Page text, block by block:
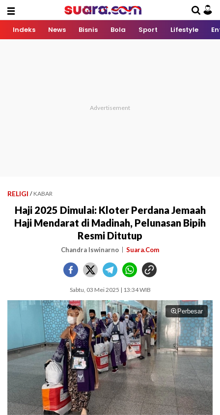
Indeks News Bisnis Bola Sport Lifestyle
RELIGI / KABAR
Haji 2025 Dimulai: Kloter Perdana Jemaah
Haji Mendarat di Madinah, Pelunasan Bipih
Resmi Ditutup
Chandra Iswinarno Suara.Com
Sabtu, 03 Mei 2025 | 13:34 WIB
Perbesar